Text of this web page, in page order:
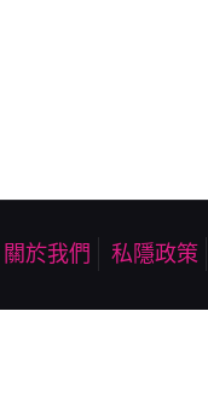
關於我們 私隱政策